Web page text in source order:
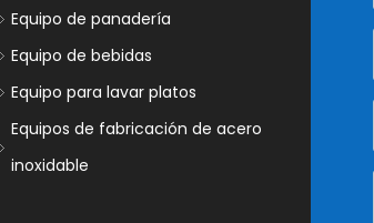
Equipo de panadería
Equipo de bebidas
Equipo para lavar platos
Equipos de fabricación de acero
inoxidable